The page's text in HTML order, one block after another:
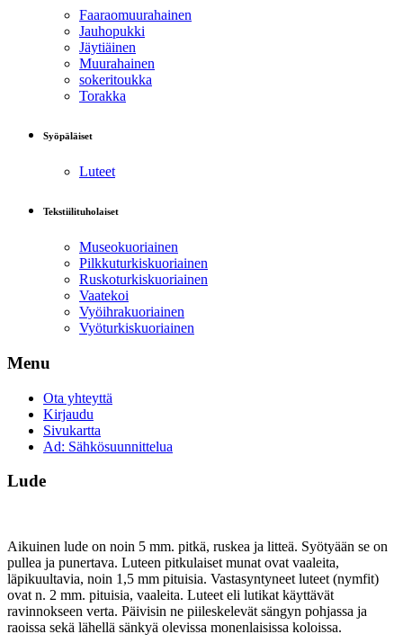
Faaraomuurahainen
Jauhopukki
Jäytiäinen
Muurahainen
sokeritoukka
Torakka
Syöpäläiset
Luteet
Tekstiilituholaiset
Museokuoriainen
Pilkkuturkiskuoriainen
Ruskoturkiskuoriainen
Vaatekoi
Vyöihrakuoriainen
Vyöturkiskuoriainen
Menu
Ota yhteyttä
Kirjaudu
Sivukartta
Ad: Sähkösuunnittelua
Lude
Aikuinen lude on noin 5 mm. pitkä, ruskea ja litteä. Syötyään se on
pullea ja punertava. Luteen pitkulaiset munat ovat vaaleita,
läpikuultavia, noin 1,5 mm pituisia. Vastasyntyneet luteet (nymfit)
ovat n. 2 mm. pituisia, vaaleita. Luteet eli lutikat käyttävät
ravinnokseen verta. Päivisin ne piileskelevät sängyn pohjassa ja
raoissa sekä lähellä sänkyä olevissa monenlaisissa koloissa.